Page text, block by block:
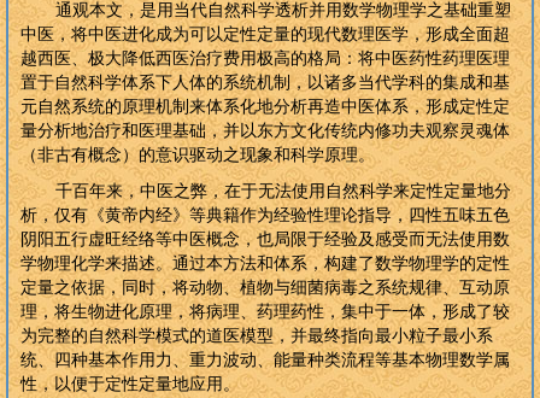
通观本文，是用当代自然科学透析并用数学物理学之基础重塑
中医，将中医进化成为可以定性定量的现代数理医学，形成全面超
越西医、极大降低西医治疗费用极高的格局：将中医药性药理医理
置于自然科学体系下人体的系统机制，以诸多当代学科的集成和基
元自然系统的原理机制来体系化地分析再造中医体系，形成定性定
量分析地治疗和医理基础，并以东方文化传统内修功夫观察灵魂体
（非古有概念）的意识驱动之现象和科学原理。
千百年来，中医之弊，在于无法使用自然科学来定性定量地分
析，仅有《黄帝内经》等典籍作为经验性理论指导，四性五味五色
阴阳五行虚旺经络等中医概念，也局限于经验及感受而无法使用数
学物理化学来描述。通过本方法和体系，构建了数学物理学的定性
定量之依据，同时，将动物、植物与细菌病毒之系统规律、互动原
理，将生物进化原理，将病理、药理药性，集中于一体，形成了较
为完整的自然科学模式的道医模型，并最终指向最小粒子最小系
统、四种基本作用力、重力波动、能量种类流程等基本物理数学属
性，以便于定性定量地应用。